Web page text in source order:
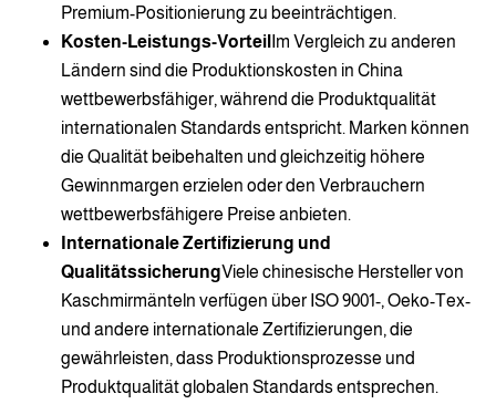
Premium-Positionierung zu beeinträchtigen.
Kosten-Leistungs-Vorteil Im Vergleich zu anderen
Ländern sind die Produktionskosten in China
wettbewerbsfähiger, während die Produktqualität
internationalen Standards entspricht. Marken können
die Qualität beibehalten und gleichzeitig höhere
Gewinnmargen erzielen oder den Verbrauchern
wettbewerbsfähigere Preise anbieten.
Internationale Zertifizierung und
QualitätssicherungViele chinesische Hersteller von
Kaschmirmänteln verfügen über ISO 9001-, Oeko-Tex-
und andere internationale Zertifizierungen, die
gewährleisten, dass Produktionsprozesse und
Produktqualität globalen Standards entsprechen.